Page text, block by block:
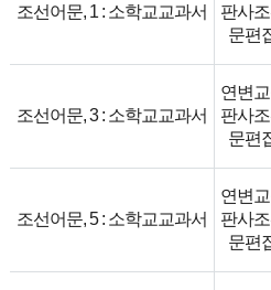
조선어문, 1 : 소학교교과서
판사
문편
조선어문, 3 : 소학교교과서
연변
판사
문편
조선어문, 5 : 소학교교과서
연변
판사
문편